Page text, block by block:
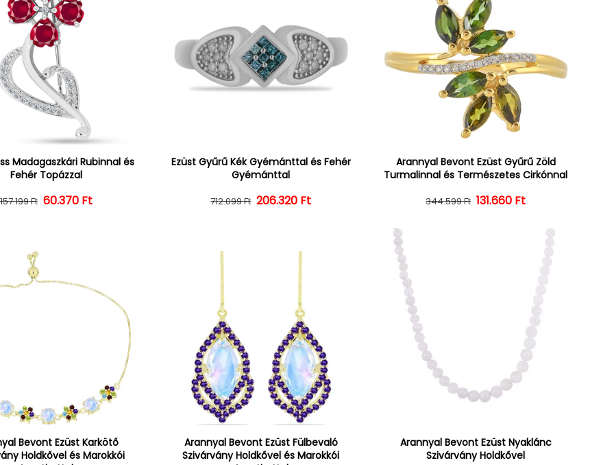
Madagaszkári Rubinnal és
Fehér Topázzal
Normál ár
157.199 Ft Kedvezményes ár
60.370 Ft
Ezüst Gyűrű Kék Gyémánttal és Fehér
Gyémánttal
Normál ár
712.099 Ft Kedvezményes ár
206.320 Ft
Arannyal Bevont Ezüst Gyűrű Zöld
Turmalinnal és Természetes Cirkónnal
Normál ár
344.599 Ft Kedvezményes ár
131.660 Ft
Bevont Ezüst Karkötő
Holdkővel és Marokkói
Arannyal Bevont Ezüst Fülbevaló
Szivárvány Holdkővel és Marokkói
Arannyal Bevont Ezüst Nyaklánc
Szivárvány Holdkővel